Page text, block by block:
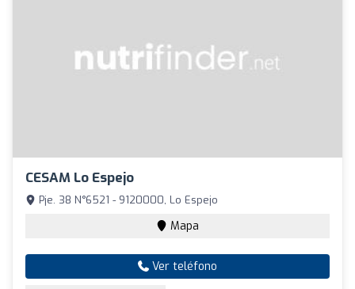
CESAM Lo Espejo
Pje. 38 N°6521 - 9120000, Lo Espejo
Mapa
Ver teléfono